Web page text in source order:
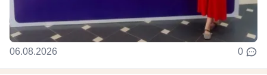
06.08.2026 0